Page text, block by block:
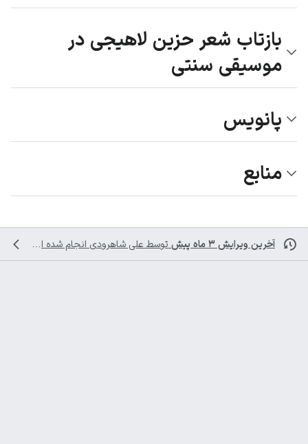
بازتاب شعر حزین لاهیجی در
موسیقی سنتی
پانویس
منابع
آخرین ویرایش ۳ ماه پیش توسط علی شاهرودی انجام شده است